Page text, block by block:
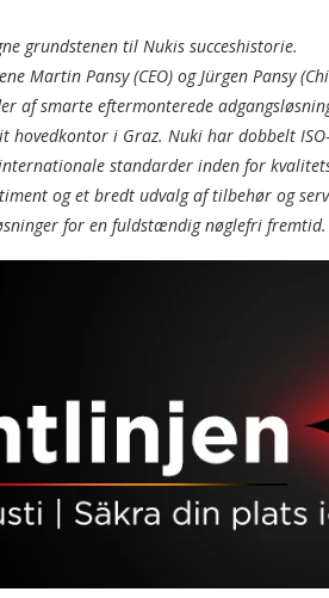
grundstenen til Nukis succeshistorie.
Martin Pansy (CEO) og Jürgen Pansy
af smarte eftermonterede
i Graz. Nuki har dobbelt
standarder inden for
og et bredt udvalg af tilbehør og
for en fuldstændig nøglefri fremtid.